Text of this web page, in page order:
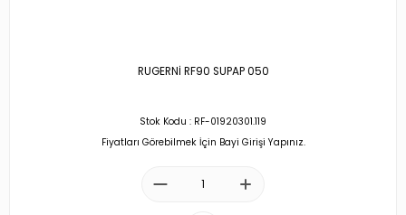
RUGERNİ RF90 SUPAP 050
Stok Kodu : RF-01920301.119
Fiyatları Görebilmek İçin Bayi Girişi Yapınız.